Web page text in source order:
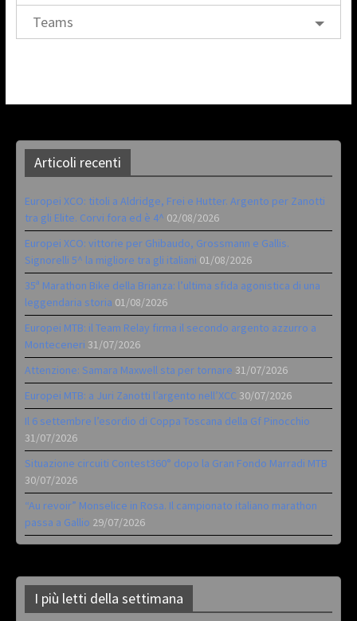
Teams
Articoli recenti
Europei XCO: titoli a Aldridge, Frei e Hutter. Argento per Zanotti
tra gli Elite. Corvi fora ed è 4^ 02/08/2026
Europei XCO: vittorie per Ghibaudo, Grossmann e Gallis.
Signorelli 5^ la migliore tra gli italiani 01/08/2026
35ª Marathon Bike della Brianza: l’ultima sfida agonistica di una
leggendaria storia 01/08/2026
Europei MTB: il Team Relay firma il secondo argento azzurro a
Monteceneri 31/07/2026
Attenzione: Samara Maxwell sta per tornare 31/07/2026
Europei MTB: a Juri Zanotti l’argento nell’XCC 30/07/2026
Il 6 settembre l’esordio di Coppa Toscana della Gf Pinocchio
31/07/2026
Situazione circuiti Contest360° dopo la Gran Fondo Marradi MTB
30/07/2026
“Au revoir” Monselice in Rosa. Il campionato italiano marathon
passa a Gallio 29/07/2026
I più letti della settimana